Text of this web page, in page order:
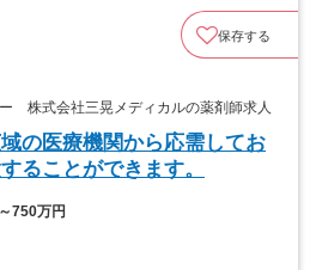
保存する
株式会社三晃メディカルの薬剤師求人
の医療機関から応需してお
ることができます。
750万円